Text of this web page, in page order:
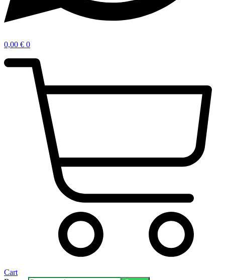
0,00 € 0
Cart